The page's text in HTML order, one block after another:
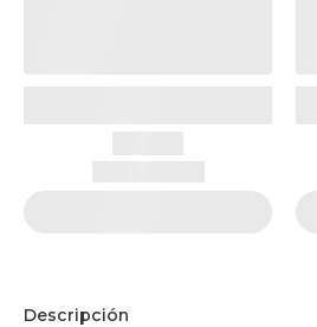
Descripción